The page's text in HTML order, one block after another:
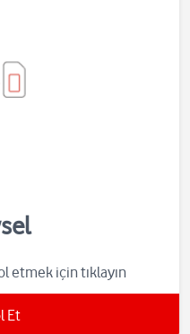
etmek için tıklayın
Et